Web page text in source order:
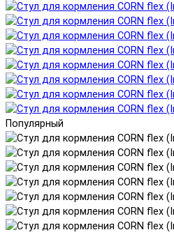
Популярный